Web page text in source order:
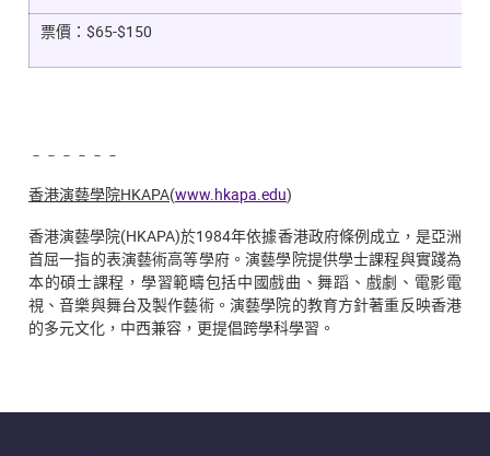
票價：$65-$150
﹣﹣﹣﹣﹣﹣
香港演藝學院HKAPA(www.hkapa.edu)
香港演藝學院(HKAPA)於1984年依據香港政府條例成立，是亞洲
首屈一指的表演藝術高等學府。演藝學院提供學士課程與實踐為
本的碩士課程，學習範疇包括中國戲曲、舞蹈、戲劇、電影電
視、音樂與舞台及製作藝術。演藝學院的教育方針著重反映香港
的多元文化，中西兼容，更提倡跨學科學習。